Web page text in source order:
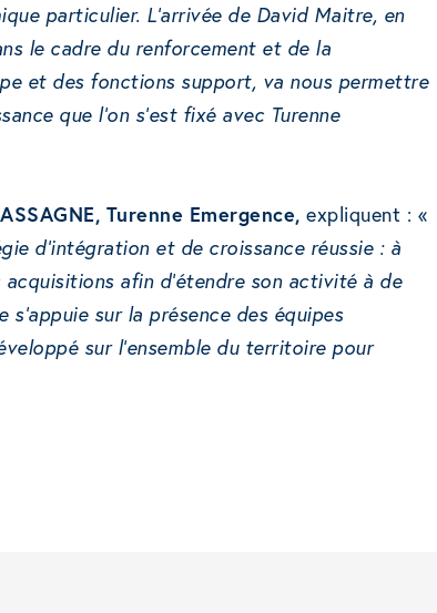
particulier. L’arrivée de David Maitre, en
le cadre du renforcement et de la
et des fonctions support, va nous permettre
que l’on s’est fixé avec Turenne
Turenne Emergence, expliquent : «
d’intégration et de croissance réussie : à
afin d’étendre son activité à de
sur la présence des équipes
sur l’ensemble du territoire pour